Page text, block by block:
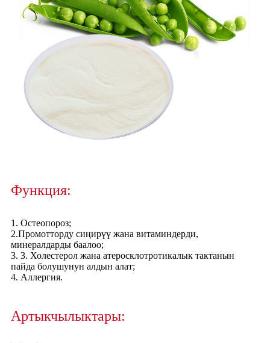
Функция:
1. Остеопороз;
2.Промотторду сиңирүү жана витаминдерди,
минералдарды баалоо;
3. 3. Холестерол жана атеросклотротикалык тактанын
пайда болушунун алдын алат;
4. Аллергия.
Артыкчылыктары: